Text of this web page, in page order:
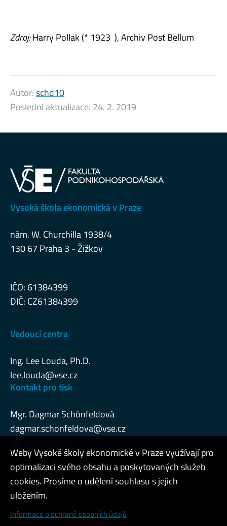
Zdroj:Harry Pollak (* 1923 ), Archiv Post Bellum
Autor:schd10
Poslední aktualizace: 24. 2. 2019
Vysoká škola ekonomická v Praze
nám. W. Churchilla 1938/4
130 67 Praha 3 - Žižkov
IČO: 61384399
DIČ: CZ61384399
Vedoucí centra
Ing. Lee Louda, Ph.D.
lee.louda@vse.cz
Kontakt pro tisk
Mgr. Dagmar Schönfeldová
dagmar.schonfeldova@vse.cz
Admin
Cookies a ochrana osobních údajů
Weby Vysoké školy ekonomické v Praze využívají pro
optimalizaci svého obsahu a poskytovaných služeb
cookies. Prosíme o udělení souhlasu s jejich
uložením.
Informace o ochraně osobních údajů